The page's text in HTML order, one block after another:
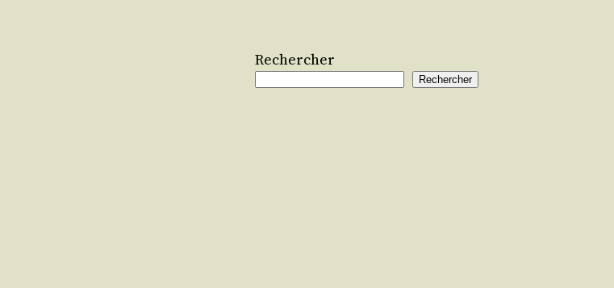
Rechercher
Rechercher